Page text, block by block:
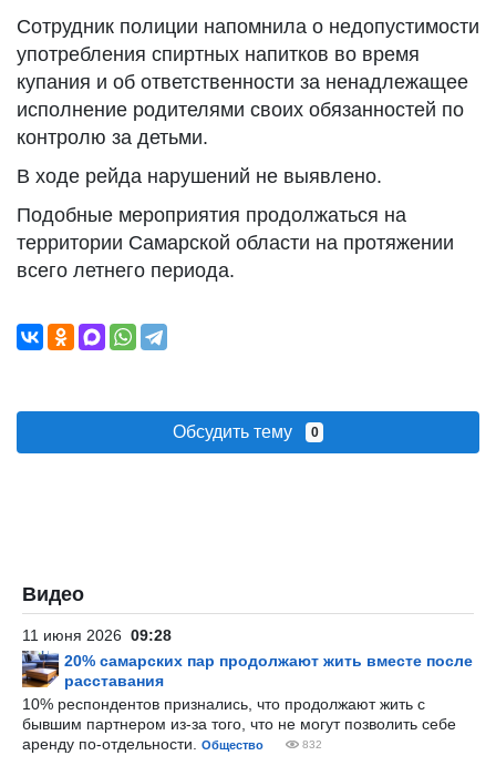
Сотрудник полиции напомнила о недопустимости
употребления спиртных напитков во время
купания и об ответственности за ненадлежащее
исполнение родителями своих обязанностей по
контролю за детьми.
В ходе рейда нарушений не выявлено.
Подобные мероприятия продолжаться на
территории Самарской области на протяжении
всего летнего периода.
Обсудить тему 0
Видео
11 июня 2026 09:28
20% самарских пар продолжают жить вместе после
расставания
10% респондентов признались, что продолжают жить с
бывшим партнером из-за того, что не могут позволить себе
аренду по-отдельности.
Общество 832